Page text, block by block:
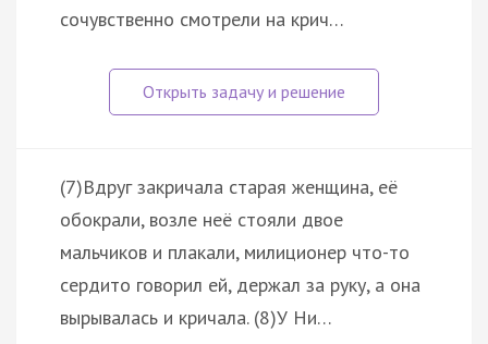
сочувственно смотрели на крич…
(7)Вдруг закричала старая женщина, её
обокрали, возле неё стояли двое
мальчиков и плакали, милиционер что-то
сердито говорил ей, держал за руку, а она
вырывалась и кричала. (8)У Ни…